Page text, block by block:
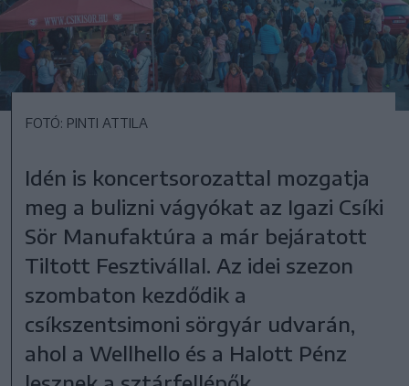
FOTÓ: PINTI ATTILA
Idén is koncertsorozattal mozgatja
meg a bulizni vágyókat az Igazi Csíki
Sör Manufaktúra a már bejáratott
Tiltott Fesztivállal. Az idei szezon
szombaton kezdődik a
csíkszentsimoni sörgyár udvarán,
ahol a Wellhello és a Halott Pénz